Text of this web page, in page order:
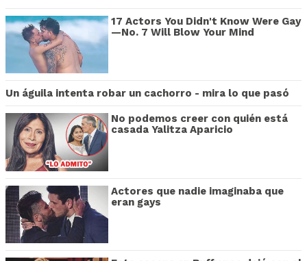
17 Actors You Didn't Know Were Gay
—No. 7 Will Blow Your Mind
Un águila intenta robar un cachorro - mira lo que pasó
No podemos creer con quién está
casada Yalitza Aparicio
Actores que nadie imaginaba que
eran gays